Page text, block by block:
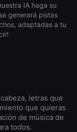
IA haga su
generará pistas
adaptadas a tu
letras que
que quieras
de música de
todos.